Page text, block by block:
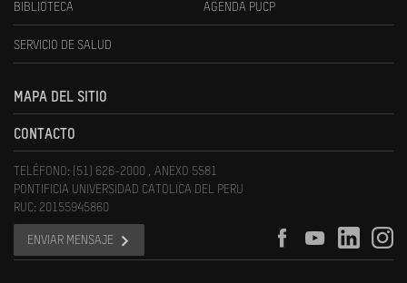
BIBLIOTECA AGENDA PUCP
SERVICIO DE SALUD
MAPA DEL SITIO
CONTACTO
TELÉFONO: (51) 626-2000 , ANEXO 5581
PONTIFICIA UNIVERSIDAD CATOLICA DEL PERU
RUC: 20155945860
ENVIAR MENSAJE